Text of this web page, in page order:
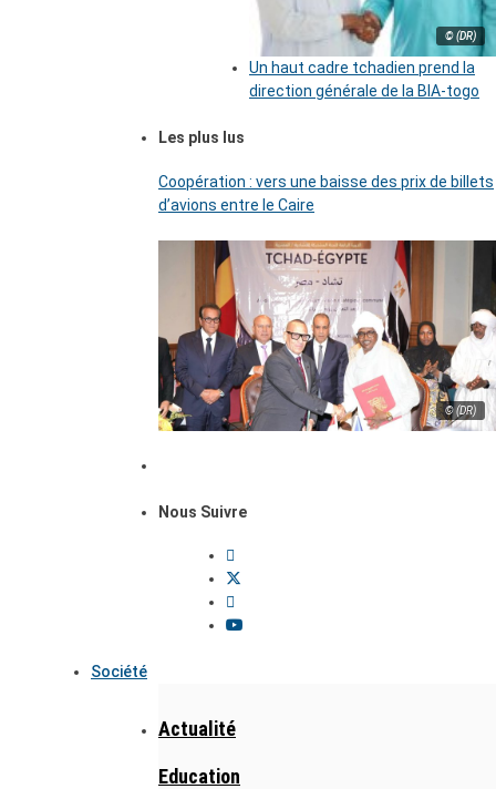
© (DR)
Un haut cadre tchadien prend la
direction générale de la BIA-togo
Les plus lus
Coopération : vers une baisse des prix de billets
d’avions entre le Caire
© (DR)
Nous Suivre
Société
Actualité
Education